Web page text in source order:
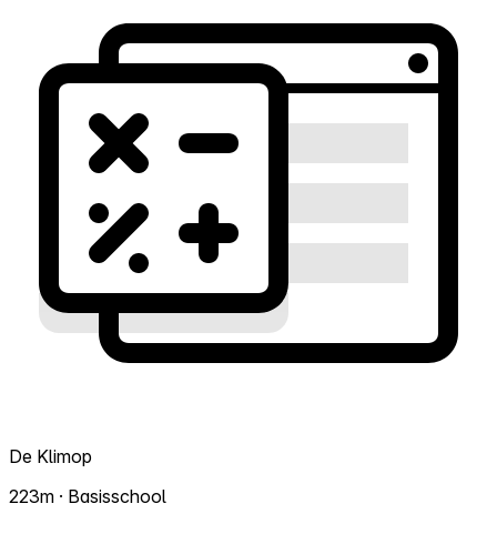
De Klimop
223m · Basisschool